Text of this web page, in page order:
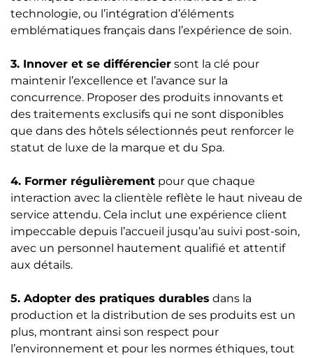
technologie, ou l’intégration d’éléments
emblématiques français dans l’expérience de soin.
3. Innover et se différencier sont la clé pour
maintenir l’excellence et l’avance sur la
concurrence. Proposer des produits innovants et
des traitements exclusifs qui ne sont disponibles
que dans des hôtels sélectionnés peut renforcer le
statut de luxe de la marque et du Spa.
4. Former régulièrement pour que chaque
interaction avec la clientèle reflète le haut niveau de
service attendu. Cela inclut une expérience client
impeccable depuis l’accueil jusqu’au suivi post-soin,
avec un personnel hautement qualifié et attentif
aux détails.
5. Adopter des pratiques durables dans la
production et la distribution de ses produits est un
plus, montrant ainsi son respect pour
l’environnement et pour les normes éthiques, tout